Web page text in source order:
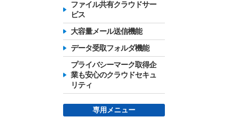
ファイル共有クラウドサー
ビス
大容量メール送信機能
データ受取フォルダ機能
プライバシーマーク取得企
業も安心のクラウドセキュ
リティ
専用メニュー